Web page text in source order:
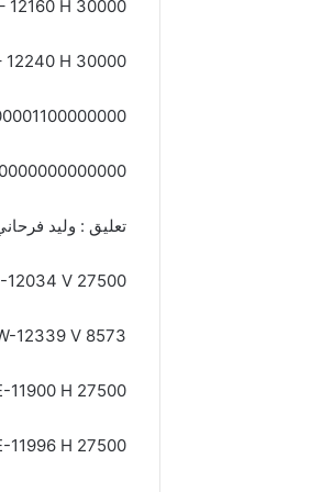
12160 H 30000
12240 H 30000
تعليق : وليد
12034 V 27500
12339 V 8573
11900 H 27500
11996 H 27500